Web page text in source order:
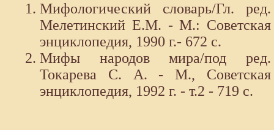
Мифологический словарь/Гл. ред.
Мелетинский Е.М. - М.: Советская
энциклопедия, 1990 г.- 672 с.
Мифы народов мира/под ред.
Токарева С. А. - М., Советская
энциклопедия, 1992 г. - т.2 - 719 с.